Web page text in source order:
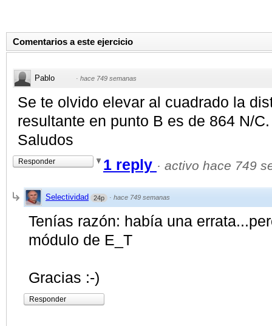
Comentarios a este ejercicio
Pablo · hace 749 semanas
Se te olvido elevar al cuadrado la
resultante en punto B es de 864 N/C.
Saludos
Responder 1 reply · activo hace 749
Selectividad 24p · hace 749 semanas
Tenías razón: había una
módulo de E_T
Gracias :-)
Responder